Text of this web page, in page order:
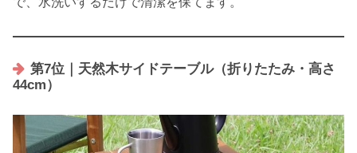
第7位｜天然木サイドテーブル（折りたたみ・高さ
44cm）